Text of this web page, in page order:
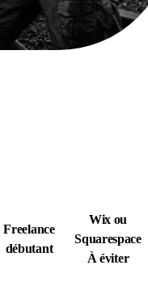
Freelance
débutant
Wix ou
Squarespace
À éviter